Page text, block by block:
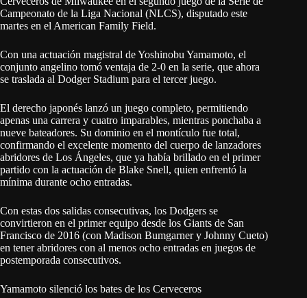
Campeonato de la Liga Nacional (NLCS), disputado este
martes en el American Family Field.
Con una actuación magistral de Yoshinobu Yamamoto, el
conjunto angelino tomó ventaja de 2-0 en la serie, que ahora
se traslada al Dodger Stadium para el tercer juego.
El derecho japonés lanzó un juego completo, permitiendo
apenas una carrera y cuatro imparables, mientras ponchaba a
nueve bateadores. Su dominio en el montículo fue total,
confirmando el excelente momento del cuerpo de lanzadores
abridores de Los Ángeles, que ya había brillado en el primer
partido con la actuación de Blake Snell, quien enfrentó la
mínima durante ocho entradas.
Con estas dos salidas consecutivas, los Dodgers se
convirtieron en el primer equipo desde los Giants de San
Francisco de 2016 (con Madison Bumgarner y Johnny Cueto)
en tener abridores con al menos ocho entradas en juegos de
postemporada consecutivos.
Yamamoto silenció los bates de los Cerveceros